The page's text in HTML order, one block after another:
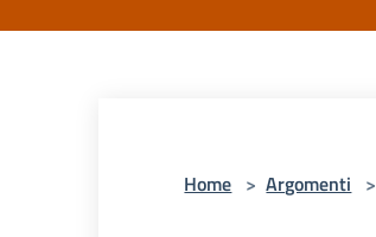
Home > Argomenti >